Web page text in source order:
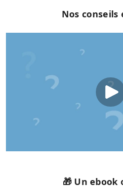
Nos conseils
🎁 Un ebook